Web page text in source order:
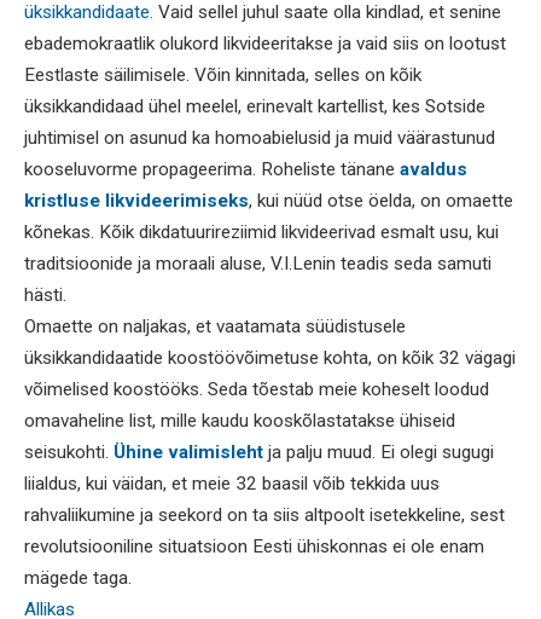
üksikkandidaate. Vaid sellel juhul saate olla kindlad, et senine
ebademokraatlik olukord likvideeritakse ja vaid siis on lootust
Eestlaste säilimisele. Võin kinnitada, selles on kõik
üksikkandidaad ühel meelel, erinevalt kartellist, kes Sotside
juhtimisel on asunud ka homoabielusid ja muid väärastunud
kooseluvorme propageerima. Roheliste tänane avaldus
kristluse likvideerimiseks, kui nüüd otse öelda, on omaette
kõnekas. Kõik dikdatuurireziimid likvideerivad esmalt usu, kui
traditsioonide ja moraali aluse, V.I.Lenin teadis seda samuti
hästi.
Omaette on naljakas, et vaatamata süüdistusele
üksikkandidaatide koostöövõimetuse kohta, on kõik 32 vägagi
võimelised koostööks. Seda tõestab meie koheselt loodud
omavaheline list, mille kaudu kooskõlastatakse ühiseid
seisukohti. Ühine valimisleht ja palju muud. Ei olegi sugugi
liialdus, kui väidan, et meie 32 baasil võib tekkida uus
rahvaliikumine ja seekord on ta siis altpoolt isetekkeline, sest
revolutsiooniline situatsioon Eesti ühiskonnas ei ole enam
mägede taga.
Allikas